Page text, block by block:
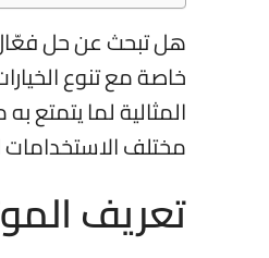
هل تبحث عن حل فعّال
خاصة مع تنوع
المثالية لما
مختلف الاستخدامات
تعريف